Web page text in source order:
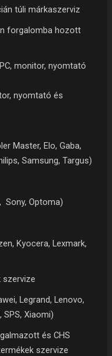
túli márkaszerviz
forgalomba hozott
monitor, nyomtató
nyomtató és
Master, Elo, Gaba,
Samsung, Targus)
Sony, Optoma)
Kyocera, Lexmark,
szervize
Legrand, Lenovo,
SPS, Xiaomi)
és CHS
szervize